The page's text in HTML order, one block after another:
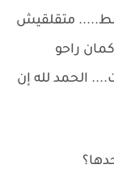
متقلقيش
راحو
الحمد لله إن